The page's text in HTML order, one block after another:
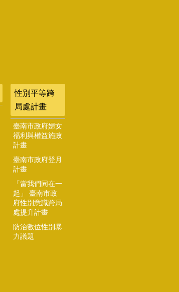
性別平等跨
局處計畫
臺南市政府婦女
福利與權益施政
計畫
臺南市政府登月
計畫
「當我們同在一
起」 臺南市政
府性別意識跨局
處提升計畫
防治數位性別暴
力議題